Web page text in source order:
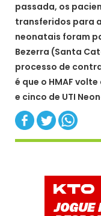
passada, os
transferidos para
neonatais foram
Bezerra (Santa
processo de
é que o HMAF
e cinco de UTI